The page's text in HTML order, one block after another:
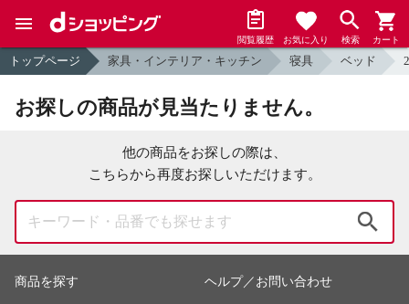
閲覧履歴 お気に入り 検索 カート
トップページ 家具・インテリア・キッチン 寝具 ベッド
お探しの商品が見当たりません。
他の商品をお探しの際は、
こちらから再度お探しいただけます。
商品を探す ヘルプ／お問い合わせ